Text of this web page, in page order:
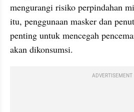
mengurangi risiko perpindahan
itu, penggunaan masker dan
penting untuk mencegah
akan dikonsumsi.
ADVERTISEMENT